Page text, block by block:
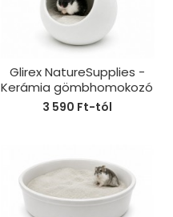
Glirex NatureSupplies -
Kerámia gömbhomokozó
3 590 Ft-tól